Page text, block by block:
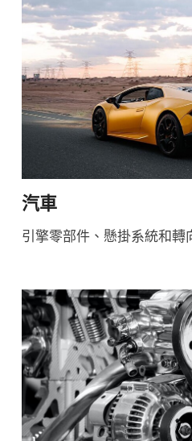
汽車
引擎零部件、懸掛系統和轉